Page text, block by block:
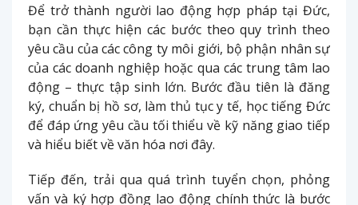
Để trở thành người lao động hợp pháp tại Đức,
bạn cần thực hiện các bước theo quy trình theo
yêu cầu của các công ty môi giới, bộ phận nhân sự
của các doanh nghiệp hoặc qua các trung tâm lao
động – thực tập sinh lớn. Bước đầu tiên là đăng
ký, chuẩn bị hồ sơ, làm thủ tục y tế, học tiếng Đức
để đáp ứng yêu cầu tối thiểu về kỹ năng giao tiếp
và hiểu biết về văn hóa nơi đây.
Tiếp đến, trải qua quá trình tuyển chọn, phỏng
vấn và ký hợp đồng lao động chính thức là bước